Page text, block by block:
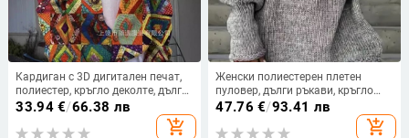
Кардиган с 3D дигитален печат,
полиестер, кръгло деколте, дълги
ръкави, небрежен стил (Есен
33.94€/66.38 лв
add_shopping_cart
Женски полиестерен плетен
пуловер, дълги ръкави, кръгло
деколте, падащи рамене, състав
47.76 €/93.41 лв
add_shopping_cart